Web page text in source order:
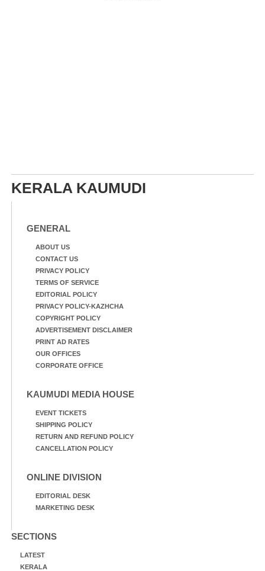
KERALA KAUMUDI
GENERAL
ABOUT US
CONTACT US
PRIVACY POLICY
TERMS OF SERVICE
EDITORIAL POLICY
PRIVACY POLICY-KAZHCHA
COPYRIGHT POLICY
ADVERTISEMENT DISCLAIMER
PRINT AD RATES
OUR OFFICES
CORPORATE OFFICE
KAUMUDI MEDIA HOUSE
EVENT TICKETS
SHIPPING POLICY
RETURN AND REFUND POLICY
CANCELLATION POLICY
ONLINE DIVISION
EDITORIAL DESK
MARKETING DESK
SECTIONS
LATEST
KERALA